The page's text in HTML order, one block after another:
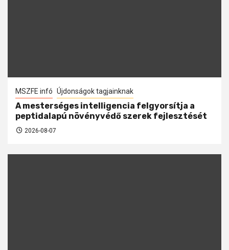
MSZFE infó Újdonságok tagjainknak
A mesterséges intelligencia felgyorsítja a
peptidalapú növényvédő szerek fejlesztését
2026-08-07